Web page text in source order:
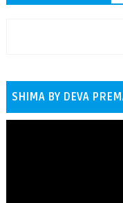
SHIMA BY DEVA